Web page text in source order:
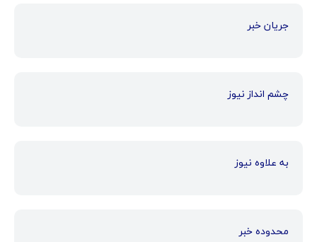
جریان خبر
چشم انداز نیوز
به علاوه نیوز
محدوده خبر